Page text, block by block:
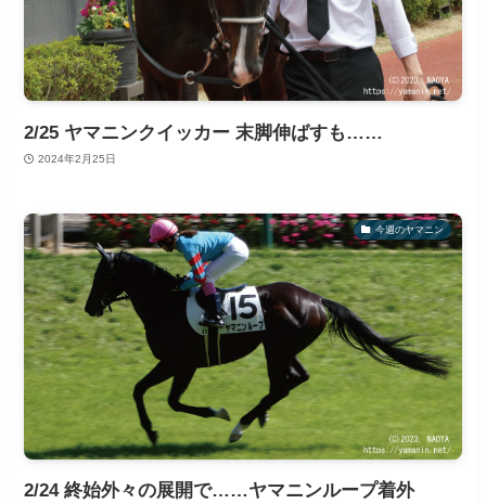
2/25 ヤマニンクイッカー 末脚伸ばすも……
2024年2月25日
今週のヤマニン
2/24 終始外々の展開で……ヤマニンループ着外